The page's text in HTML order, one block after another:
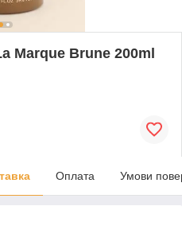
Marque Brune 200ml
Оплата Умови